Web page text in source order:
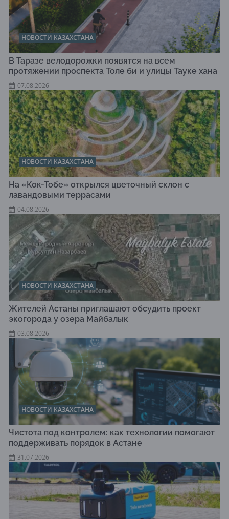
НОВОСТИ КАЗАХСТАНА
В Таразе велодорожки появятся на всем
протяжении проспекта Толе би и улицы Тауке хана
07.08.2026
НОВОСТИ КАЗАХСТАНА
На «Кок-Тобе» открылся цветочный склон с
лавандовыми террасами
04.08.2026
НОВОСТИ КАЗАХСТАНА
Жителей Астаны приглашают обсудить проект
экогорода у озера Майбалык
03.08.2026
НОВОСТИ КАЗАХСТАНА
Чистота под контролем: как технологии помогают
поддерживать порядок в Астане
31.07.2026